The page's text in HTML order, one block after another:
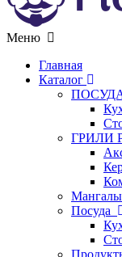
Меню
Главная
Каталог
ПОСУДА
ГРИЛИ
Посуда